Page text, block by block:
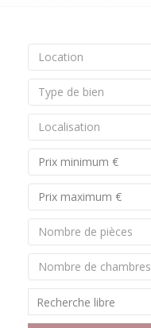
Location
Type de bien
Localisation
Nombre de pièces
Nombre de chambres